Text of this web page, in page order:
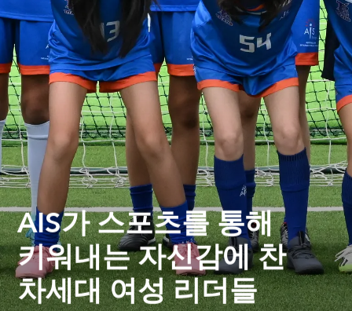
AIS가 스포츠를 통해
키워내는 자신감에 찬
차세대 여성 리더들